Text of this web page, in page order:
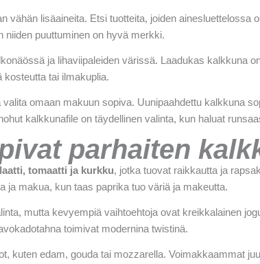
vähän lisäaineita. Etsi tuotteita, joiden ainesluettelossa
puuttuminen on hyvä merkki.
ja lihaviipaleiden värissä. Laadukas kalkkuna
kosteutta tai ilmakuplia.
omaan makuun sopiva. Uunipaahdettu kalkkuna
kalkkunafile on täydellinen valinta, kun haluat
parhaiten
tomaatti ja kurkku, jotka tuovat raikkautta ja
ja makua, kun taas paprika tuo väriä ja makeutta.
mutta kevyempiä vaihtoehtoja ovat kreikkalainen
toimivat modernina twistinä.
kuten edam, gouda tai mozzarella. Voimakkaammat